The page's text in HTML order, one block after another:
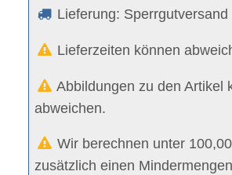
Lieferung: Sperrgutversand
Lieferzeiten können
Abbildungen zu den Artikel
abweichen.
Wir berechnen unter
zusätzlich einen